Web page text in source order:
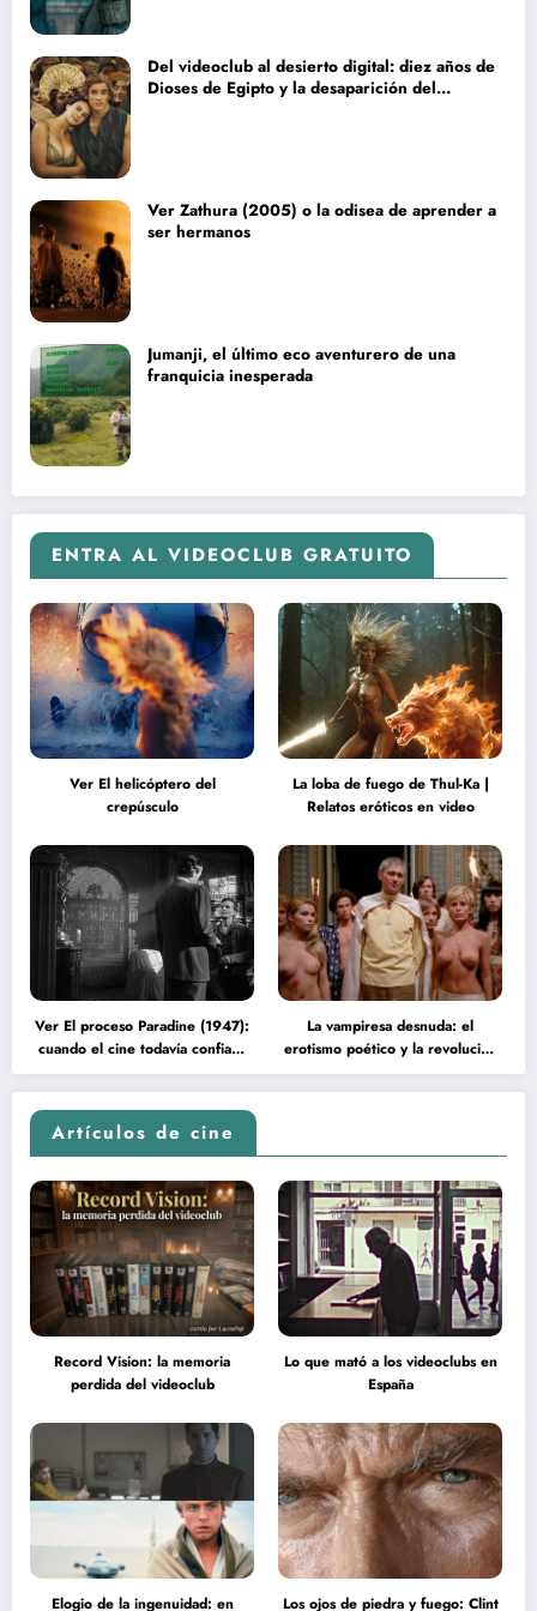
Del videoclub al desierto digital: diez años de
Dioses de Egipto y la desaparición del
Ver Zathura (2005) o la odisea de aprender a
ser hermanos
Jumanji, el último eco aventurero de una
franquicia inesperada
ENTRA AL VIDEOCLUB GRATUITO
Ver El helicóptero del
crepúsculo
La loba de fuego de Thul-Ka |
Relatos eróticos en video
Ver El proceso Paradine (1947):
cuando el cine todavía confiaba
en la inteligencia del espectador
La vampiresa desnuda: el
erotismo poético y la revolución
psicodélica de Jean Rollin
Artículos de cine
Record Vision: la memoria
perdida del videoclub
Lo que mató a los videoclubs en
España
Elogio de la ingenuidad: en
Los ojos de piedra y fuego: Clint